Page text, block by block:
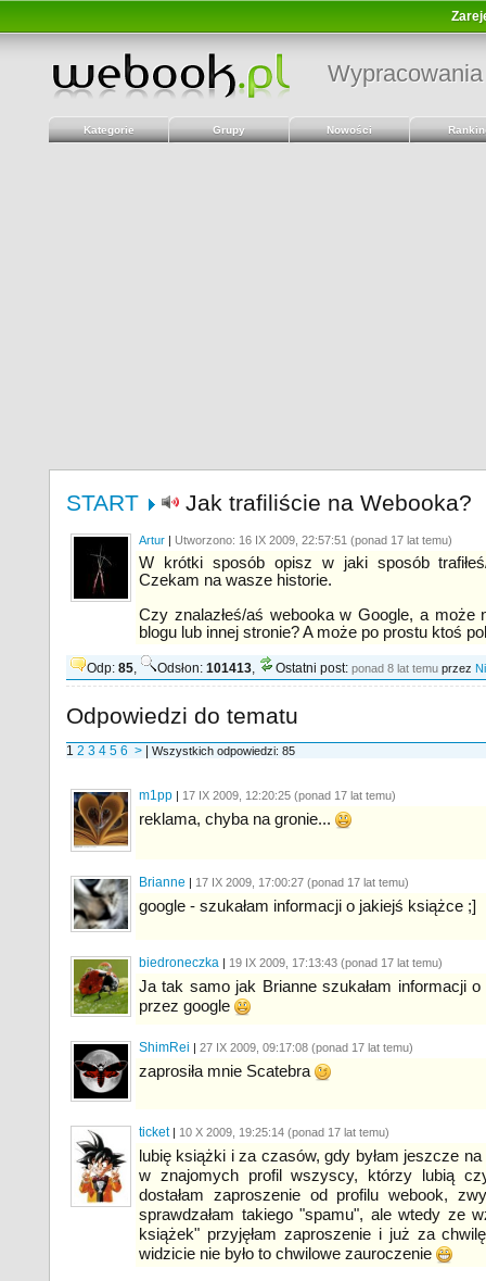
Wypracowania
Kategorie Grupy Nowości
START Jak trafiliście na Webooka?
Artur | Utworzono: 16 IX 2009, 22:57:51 (ponad 17 lat temu)
W krótki sposób opisz w jaki sposób
Czekam na wasze historie.
Czy znalazłeś/aś webooka w Google, a może
blogu lub innej stronie? A może po prostu ktoś
Odp: 85, Odsłon: 101413, Ostatni post: ponad 8 lat temu przez
Odpowiedzi do tematu
1 2 3 4 5 6 > Wszystkich odpowiedzi: 85
m1pp | 17 IX 2009, 12:20:25 (ponad 17 lat temu)
reklama, chyba na gronie...
Brianne | 17 IX 2009, 17:00:27 (ponad 17 lat temu)
google - szukałam informacji o jakiejś książce ;]
biedroneczka | 19 IX 2009, 17:13:43 (ponad 17 lat temu)
Ja tak samo jak Brianne szukałam informacji
przez google
ShimRei | 27 IX 2009, 09:17:08 (ponad 17 lat temu)
zaprosiła mnie Scatebra
ticket| 10 X 2009, 19:25:14 (ponad 17 lat temu)
lubię książki i za czasów, gdy byłam jeszcze
w znajomych profil wszyscy, którzy lubią
dostałam zaproszenie od profilu webook,
sprawdzałam takiego "spamu", ale wtedy ze
książek" przyjęłam zaproszenie i już za
widzicie nie było to chwilowe zauroczenie